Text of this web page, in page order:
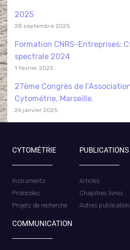
2025
28 septembre 2025
Formation CNRS-Entreprises:
spectrale 2024
1 février 2025
27ème Congrès de
Cytométrie, Marseille.
26 janvier 2025
CYTOMÉTRIE
Instruments
Protocoles
Projets de recherche
PUBLICATIONS
Articles
Chapitres livres
Autres
COMMUNICATION